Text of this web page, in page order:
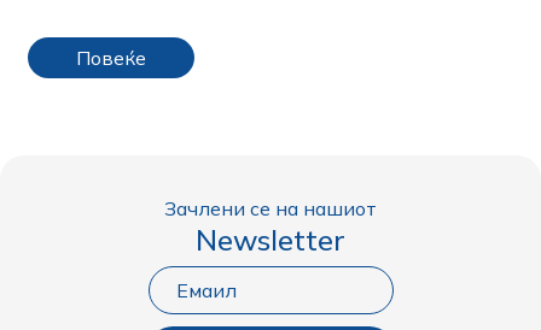
Повеќе
Зачлени се на нашиот
Newsletter